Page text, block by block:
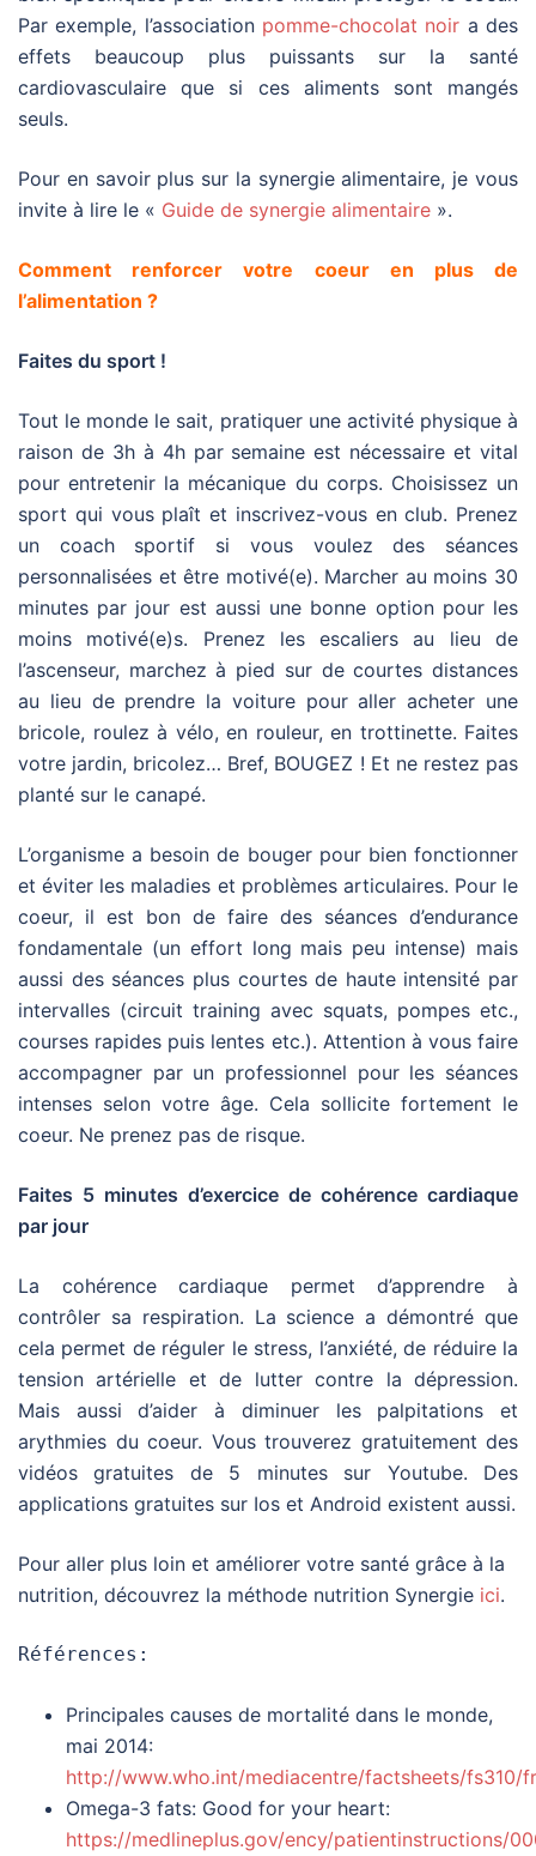
Par exemple, l’association pomme-chocolat noir a des
effets beaucoup plus puissants sur la santé
cardiovasculaire que si ces aliments sont mangés
seuls.
Pour en savoir plus sur la synergie alimentaire, je vous
invite à lire le « Guide de synergie alimentaire ».
Comment renforcer votre coeur en plus de
l’alimentation ?
Faites du sport !
Tout le monde le sait, pratiquer une activité physique à
raison de 3h à 4h par semaine est nécessaire et vital
pour entretenir la mécanique du corps. Choisissez un
sport qui vous plaît et inscrivez-vous en club. Prenez
un coach sportif si vous voulez des séances
personnalisées et être motivé(e). Marcher au moins 30
minutes par jour est aussi une bonne option pour les
moins motivé(e)s. Prenez les escaliers au lieu de
l’ascenseur, marchez à pied sur de courtes distances
au lieu de prendre la voiture pour aller acheter une
bricole, roulez à vélo, en rouleur, en trottinette. Faites
votre jardin, bricolez… Bref, BOUGEZ ! Et ne restez pas
planté sur le canapé.
L’organisme a besoin de bouger pour bien fonctionner
et éviter les maladies et problèmes articulaires. Pour le
coeur, il est bon de faire des séances d’endurance
fondamentale (un effort long mais peu intense) mais
aussi des séances plus courtes de haute intensité par
intervalles (circuit training avec squats, pompes etc.,
courses rapides puis lentes etc.). Attention à vous faire
accompagner par un professionnel pour les séances
intenses selon votre âge. Cela sollicite fortement le
coeur. Ne prenez pas de risque.
Faites 5 minutes d’exercice de cohérence cardiaque
par jour
La cohérence cardiaque permet d’apprendre à
contrôler sa respiration. La science a démontré que
cela permet de réguler le stress, l’anxiété, de réduire la
tension artérielle et de lutter contre la dépression.
Mais aussi d’aider à diminuer les palpitations et
arythmies du coeur. Vous trouverez gratuitement des
vidéos gratuites de 5 minutes sur Youtube. Des
applications gratuites sur Ios et Android existent aussi.
Pour aller plus loin et améliorer votre santé grâce à la
nutrition, découvrez la méthode nutrition Synergie ici.
Références:
Principales causes de mortalité dans le monde,
mai 2014:
http://www.who.int/mediacentre/factsheets/fs310/
Omega-3 fats: Good for your heart:
https://medlineplus.gov/ency/patientinstructions/